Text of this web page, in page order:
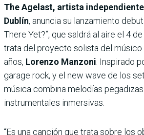
The Agelast, artista
Dublín, anuncia su lanzamiento
There Yet?”, que saldrá al aire el 4
trata del proyecto solista del músico
años, Lorenzo Manzoni. Inspirado
garage rock, y el new wave de los
música combina melodías
instrumentales inmersivas.
“Es una canción que trata sobre los